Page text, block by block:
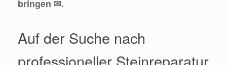
bringen ✉.
Auf der Suche nach
professioneller Steinreparatur